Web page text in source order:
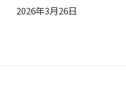
2026年3月26日